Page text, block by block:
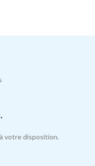
votre disposition.